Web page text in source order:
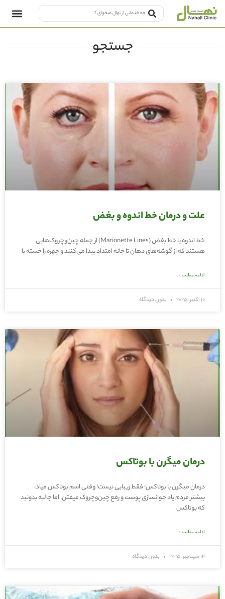
جستجو
علت و درمان خط اندوه و بغض
خط اندوه یا خط بغض (Marionette Lines) از جمله چین‌وچروک‌هایی
هستند که از گوشه‌های دهان تا چانه امتداد پیدا می‌کنند و چهره را خسته یا
ادامه مطلب »
10 اکتبر, 2025 بدون دیدگاه
درمان میگرن با بوتاکس
درمان میگرن با بوتاکس؛ فقط زیبایی نیست! وقتی اسم بوتاکس میاد،
بیشتر مردم یاد جوانسازی پوست و رفع چین‌وچروک میفتن. اما جالبه بدونید
که بوتاکس
ادامه مطلب »
14 سپتامبر, 2025 بدون دیدگاه